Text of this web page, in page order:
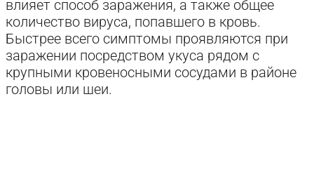
влияет способ заражения, а также общее
количество вируса, попавшего в кровь.
Быстрее всего симптомы проявляются при
заражении посредством укуса рядом с
крупными кровеносными сосудами в районе
головы или шеи.